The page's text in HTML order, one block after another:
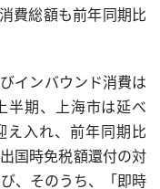
費総額も前年同期比
インバウンド消費は
半期、上海市は延べ
え入れ、前年同期比
国時免税額還付の対
、そのうち、「即時